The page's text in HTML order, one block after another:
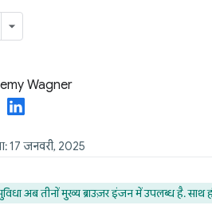
Wagner
17 जनवरी, 2025
अब तीनों मुख्य ब्राउज़र इंजन में उपलब्ध है.